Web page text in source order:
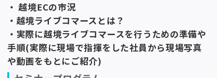
・ 越境ECの市況
・越境ライブコマースとは？
・実際に越境ライブコマースを行うための準備や
手順(実際に現場で指揮をした社員から現場写真
や動画をもとにご紹介)